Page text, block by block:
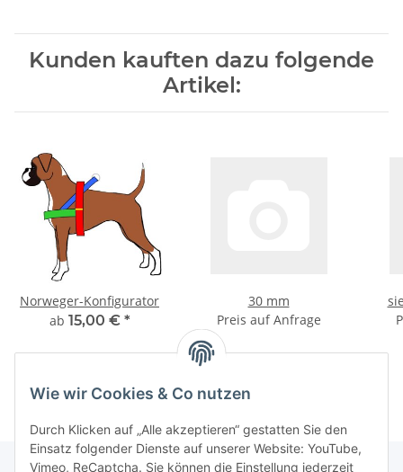
Kunden kauften dazu folgende
Artikel:
Norweger-Konfigurator
ab 15,00 € *
30 mm
Preis auf Anfrage
Wie wir Cookies & Co nutzen
Durch Klicken auf „Alle akzeptieren“ gestatten Sie den
Einsatz folgender Dienste auf unserer Website: YouTube,
Vimeo, ReCaptcha. Sie können die Einstellung jederzeit